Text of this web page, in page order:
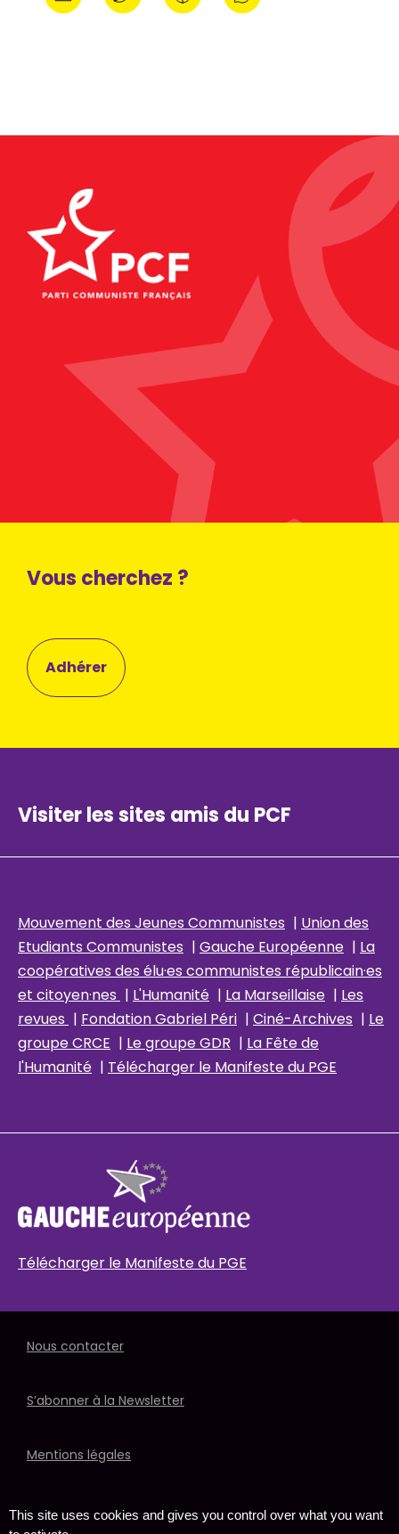
Vous cherchez ?
Adhérer
Visiter les sites amis du PCF
Mouvement des Jeunes Communistes | Union des
Etudiants Communistes | Gauche Européenne | La
coopératives des élu·es communistes républicain·es
et citoyen·nes | L'Humanité | La Marseillaise | Les
revues | Fondation Gabriel Péri | Ciné-Archives | Le
groupe CRCE | Le groupe GDR | La Fête de
l'Humanité | Télécharger le Manifeste du PGE
Télécharger le Manifeste du PGE
Nous contacter
S’abonner à la Newsletter
Mentions légales
Politique de données
This site uses cookies and gives you control over what you want